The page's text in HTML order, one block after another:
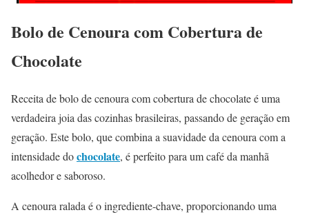
Bolo de Cenoura com Cobertura de
Chocolate
Receita de bolo de cenoura com cobertura de chocolate é uma
verdadeira joia das cozinhas brasileiras, passando de geração em
geração. Este bolo, que combina a suavidade da cenoura com a
intensidade dochocolate, é perfeito para um café da manhã
acolhedor e saboroso.
A cenoura ralada é o ingrediente-chave, proporcionando uma